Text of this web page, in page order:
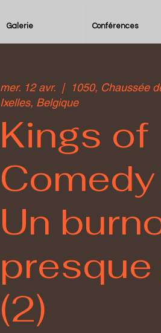
Galerie Conférences
mer. 12 avr.
  |
1050, Chaussée
Ixelles, Belgique
Kings of
Un
(2)